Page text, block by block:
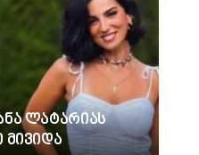
ლატარიას
მივიდა